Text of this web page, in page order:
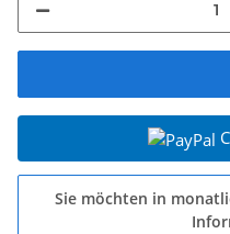
Sie möchten in